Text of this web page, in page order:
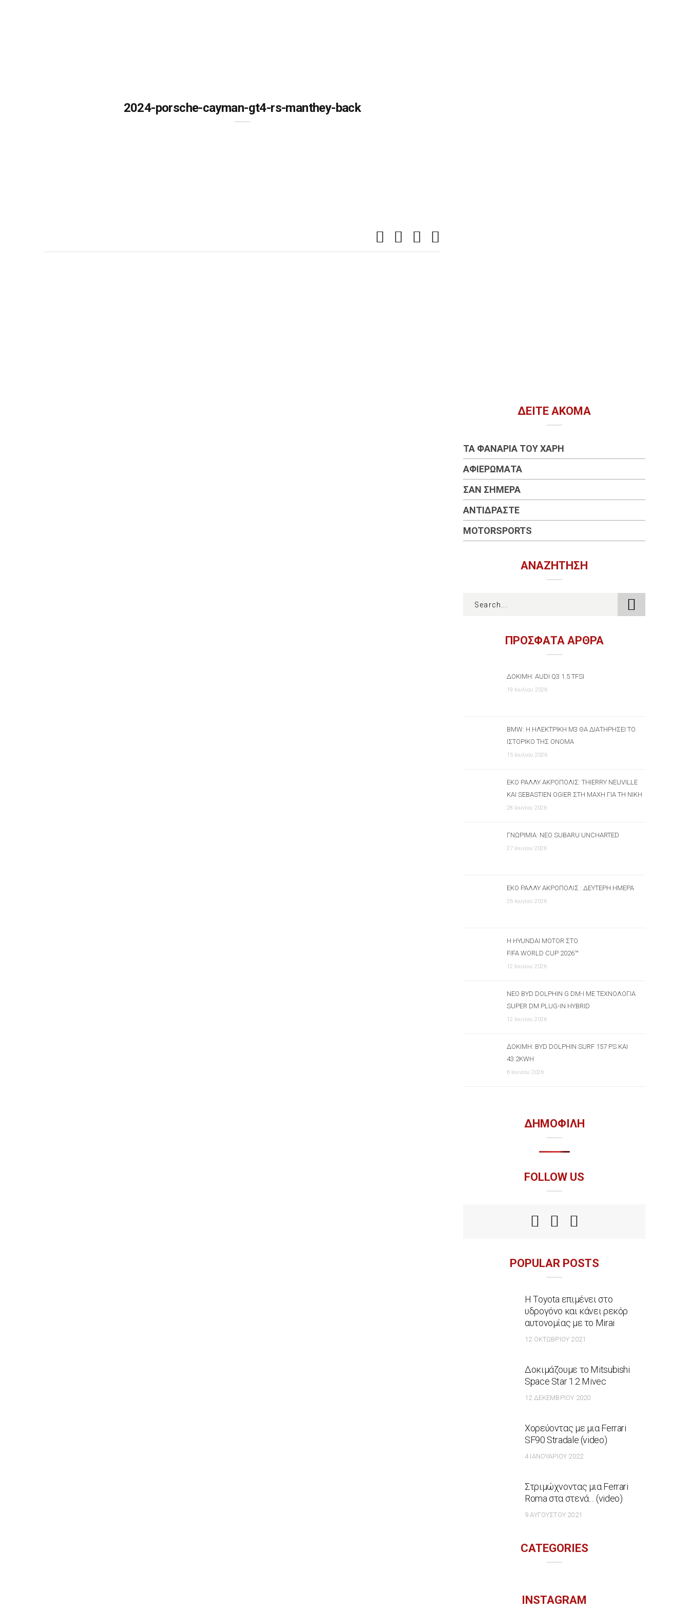
2024-porsche-cayman-gt4-rs-manthey-back
ΔΕΊΤΕ ΑΚΌΜΑ
ΤΑ ΦΑΝΆΡΙΑ ΤΟΥ ΧΆΡΗ
ΑΦΙΕΡΏΜΑΤΑ
ΣΑΝ ΣΉΜΕΡΑ
ΑΝΤΙΔΡΆΣΤΕ
MOTORSPORTS
ΑΝΑΖΉΤΗΣΗ
ΠΡΟΣΦΑΤΑ ΑΡΘΡΑ
ΔΟΚΙΜΉ: AUDI Q3 1.5 TFSI
19 Ιουλίου 2026
BMW: Η ΗΛΕΚΤΡΙΚΉ M3 ΘΑ ΔΙΑΤΗΡΉΣΕΙ ΤΟ
ΙΣΤΟΡΙΚΌ ΤΗΣ ΌΝΟΜΑ
15 Ιουλίου 2026
ΕΚΟ ΡΆΛΛΥ ΑΚΡΌΠΟΛΙΣ: THIERRY NEUVILLE
ΚΑΙ SEBASTIEN OGIER ΣΤΗ ΜΆΧΗ ΓΙΑ ΤΗ ΝΊΚΗ
28 Ιουνίου 2026
ΓΝΩΡΙΜΊΑ: ΝΈΟ SUBARU UNCHARTED
27 Ιουνίου 2026
ΕΚΟ ΡΆΛΛΥ ΑΚΡΌΠΟΛΙΣ : ΔΕΎΤΕΡΗ ΗΜΈΡΑ
26 Ιουνίου 2026
Η HYUNDAI MOTOR ΣΤΟ
FIFA WORLD CUP 2026™
12 Ιουνίου 2026
ΝΈΟ BYD DOLPHIN G DM-I ΜΕ ΤΕΧΝΟΛΟΓΊΑ
SUPER DM PLUG-IN HYBRID
12 Ιουνίου 2026
ΔΟΚΙΜΉ: BYD DOLPHIN SURF 157 PS ΚΑΙ
43.2KWH
6 Ιουνίου 2026
ΔΗΜΟΦΙΛΗ
FOLLOW US
POPULAR POSTS
Η Toyota επιμένει στο
υδρογόνο και κάνει ρεκόρ
αυτονομίας με το Mirai
12 ΟΚΤΩΒΡΊΟΥ 2021
Δοκιμάζουμε το Mitsubishi
Space Star 1.2 Mivec
12 ΔΕΚΕΜΒΡΊΟΥ 2020
Χορεύοντας με μια Ferrari
SF90 Stradale (video)
4 ΙΑΝΟΥΑΡΊΟΥ 2022
Στριμώχνοντας μια Ferrari
Roma στα στενά… (video)
9 ΑΥΓΟΎΣΤΟΥ 2021
CATEGORIES
INSTAGRAM